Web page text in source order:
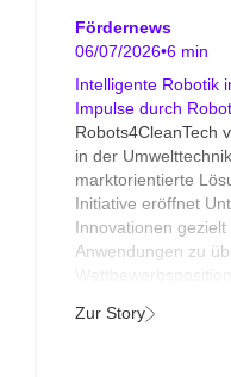
Fördernews
06/07/2026•6 min
Intelligente Robotik
Impulse durch
Robots4CleanTech
in der
marktorientierte
Initiative eröffnet
Innovationen
Anwendungen zu
Zur Story